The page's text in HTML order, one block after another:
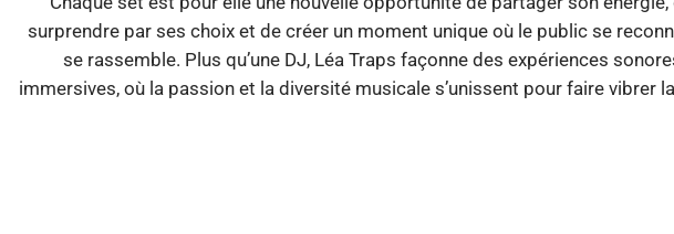
surprendre par ses choix et de créer un moment unique où le public se
se rassemble. Plus qu’une DJ, Léa Traps façonne des expériences
immersives, où la passion et la diversité musicale s’unissent pour faire vibrer